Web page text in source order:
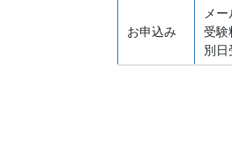
お申込み
メ
受験
別日